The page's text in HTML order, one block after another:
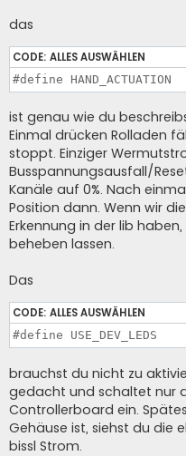
a
g
das
CODE: ALLES AUSWÄHLEN
#define HAND_ACTUATION
ist genau wie du
Einmal drücken Rolladen
stoppt. Einziger
Busspannungsausfall/
Kanäle auf 0%. Nach
Position dann. Wenn wir
Erkennung in der lib
beheben lassen.
Das
CODE: ALLES AUSWÄHLEN
#define USE_DEV_LEDS
brauchst du nicht zu
gedacht und schaltet nur
Controllerboard ein.
Gehäuse ist, siehst du die
bissl Strom.